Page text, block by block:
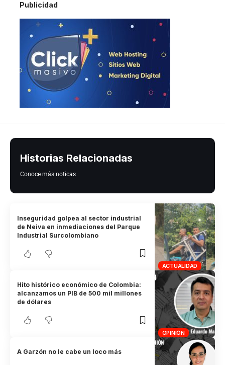
Publicidad
Historias Relacionadas
Conoce más noticas
ACTUALIDAD
Inseguridad golpea al sector industrial
de Neiva en inmediaciones del Parque
Industrial Surcolombiano
OPINIÓN
Hito histórico económico de Colombia:
alcanzamos un PIB de 500 mil millones
de dólares
A Garzón no le cabe un loco más